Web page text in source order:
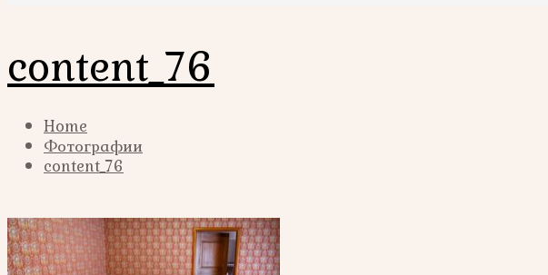
content_76
Home
Фотографии
content_76